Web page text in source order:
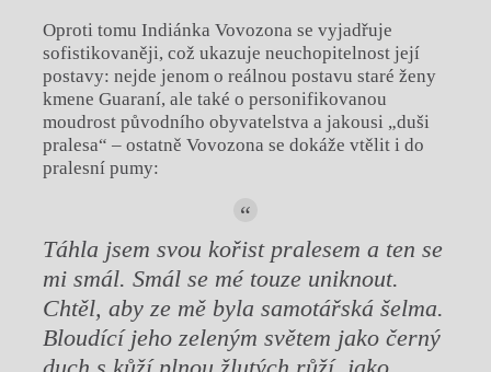
Oproti tomu Indiánka Vovozona se vyjadřuje
sofistikovaněji, což ukazuje neuchopitelnost její
postavy: nejde jenom o reálnou postavu staré ženy
kmene Guaraní, ale také o personifikovanou
moudrost původního obyvatelstva a jakousi „duši
pralesa“ – ostatně Vovozona se dokáže vtělit i do
pralesní pumy:
Táhla jsem svou kořist pralesem a ten se
mi smál. Smál se mé touze uniknout.
Chtěl, aby ze mě byla samotářská šelma.
Bloudící jeho zeleným světem jako černý